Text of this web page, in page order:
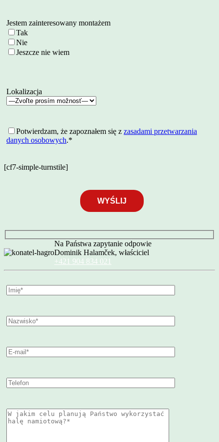
Jestem zainteresowany montażem
Tak
Nie
Jeszcze nie wiem
Lokalizacja
Potwierdzam, że zapoznałem się z zasadami przetwarzania
danych osobowych.*
[cf7-simple-turnstile]
Na Państwa zapytanie odpowie
Dominik Halamček, właściciel
+421 904 834 021